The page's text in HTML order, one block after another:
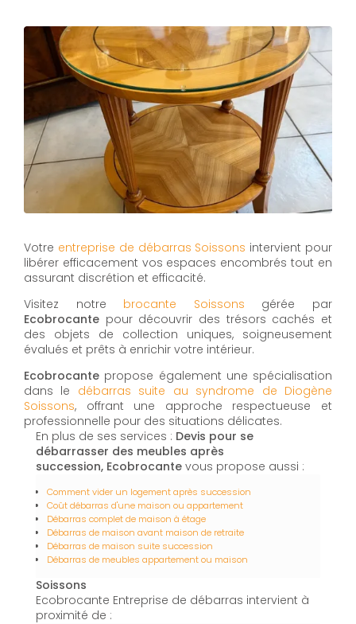
Votre entreprise de débarras Soissons intervient pour
libérer efficacement vos espaces encombrés tout en
assurant discrétion et efficacité.
Visitez notre brocante Soissons gérée par
Ecobrocante pour découvrir des trésors cachés et
des objets de collection uniques, soigneusement
évalués et prêts à enrichir votre intérieur.
Ecobrocante propose également une spécialisation
dans le débarras suite au syndrome de Diogène
Soissons, offrant une approche respectueuse et
professionnelle pour des situations délicates.
En plus de ses services : Devis pour se
débarrasser des meubles après
succession, Ecobrocante vous propose aussi :
Comment vider un logement après succession
Coût débarras d'une maison ou appartement
Débarras complet de maison à étage
Débarras de maison avant maison de retraite
Débarras de maison suite succession
Débarras de meubles appartement ou maison
Soissons
Ecobrocante Entreprise de débarras intervient à
proximité de :